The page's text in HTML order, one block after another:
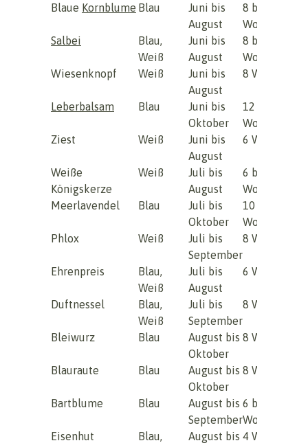
Blaue Kornblume Blau
Juni bis
August
8 bis 10
Wochen
Salbei
Blau,
Weiß
Juni bis
August
8 bis 12
Wochen
Wiesenknopf
Weiß
Juni bis
August
8 Wochen
Leberbalsam Blau
Juni bis
Oktober
12 bis 14
Wochen
Ziest
Weiß
Juni bis
August
6 Wochen
Weiße
Königskerze
Weiß
Juli bis
August
6 bis 8
Wochen
Meerlavendel
Blau
Juli bis
Oktober
10 bis 12
Wochen
Phlox
Weiß
Juli bis
September
8 Wochen
Ehrenpreis
Blau,
Weiß
Juli bis
August
6 Wochen
Duftnessel
Blau,
Weiß
Juli bis
September
8 Wochen
Bleiwurz Blau
August bis
Oktober
8 Wochen
Blauraute Blau
August bis
Oktober
8 Wochen
Bartblume Blau
August bis
September
6 bis 8
Wochen
Eisenhut
Blau,
August bis 4 Wochen